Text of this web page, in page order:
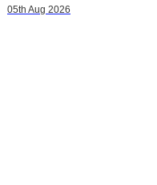
05th Aug 2026